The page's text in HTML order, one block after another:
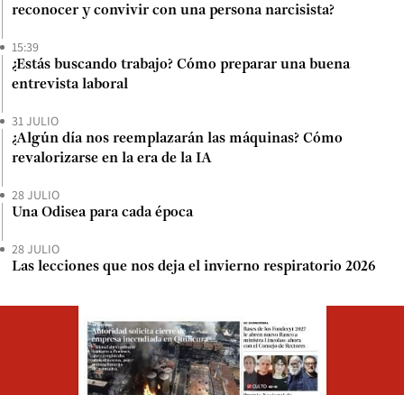
reconocer y convivir con una persona narcisista?
15:39
¿Estás buscando trabajo? Cómo preparar una buena
entrevista laboral
31 JULIO
¿Algún día nos reemplazarán las máquinas? Cómo
revalorizarse en la era de la IA
28 JULIO
Una Odisea para cada época
28 JULIO
Las lecciones que nos deja el invierno respiratorio 2026